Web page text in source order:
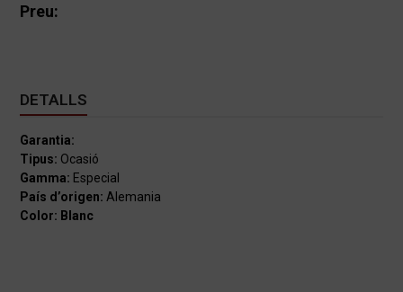
Preu:
DETALLS
Garantia:
Tipus: Ocasió
Gamma: Especial
País d’origen: Alemania
Color: Blanc